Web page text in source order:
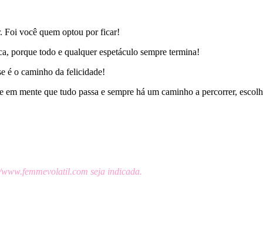
Foi você quem optou por ficar!
porque todo e qualquer espetáculo sempre termina!
é o caminho da felicidade!
mente que tudo passa e sempre há um caminho a percorrer,
seja indicada.